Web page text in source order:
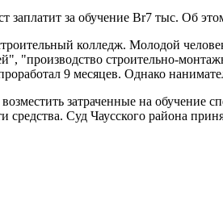
заплатит за обучение Br7 тыс. Об
колледж. Молодой
"производство строительно-
9 месяцев. Однако
затраченные на обучение
средства. Суд Чаусского района